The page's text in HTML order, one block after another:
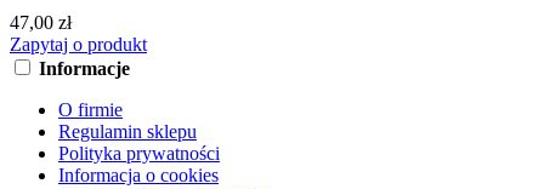
47,00 zł
Zapytaj o produkt
Informacje
O firmie
Regulamin sklepu
Polityka prywatności
Informacja o cookies